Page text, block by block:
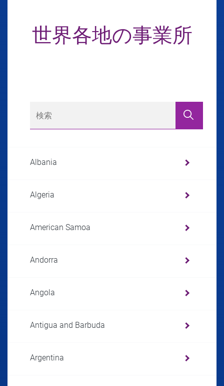
世界各地の事業所
Albania
Algeria
American Samoa
Andorra
Angola
Antigua and Barbuda
Argentina